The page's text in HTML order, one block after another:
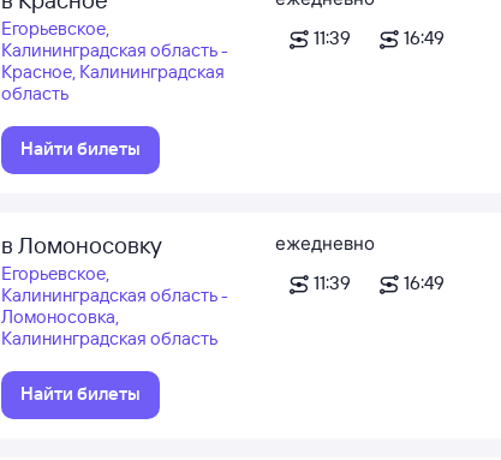
Егорьевское,
Калининградская область -
Красное, Калининградская
область
Найти билеты
11:39
16:49
в Ломоносовку
Егорьевское,
Калининградская область -
Ломоносовка,
Калининградская область
Найти билеты
ежедневно
11:39
16:49